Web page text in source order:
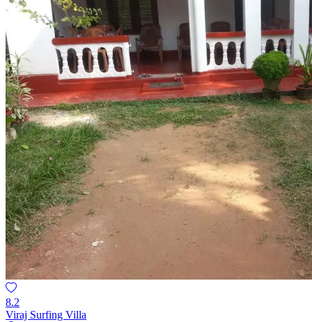
8.2
Viraj Surfing Villa